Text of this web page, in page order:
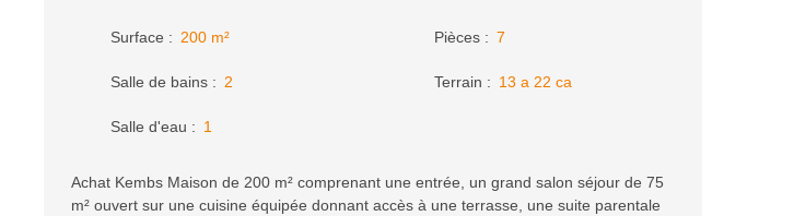
Surface : 200 m² Pièces : 7
Salle de bains : 2 Terrain : 13 a 22 ca
Salle d'eau : 1
Achat Kembs Maison de 200 m² comprenant une entrée, un grand salon séjour de 75
m² ouvert sur une cuisine équipée donnant accès à une terrasse, une suite parentale